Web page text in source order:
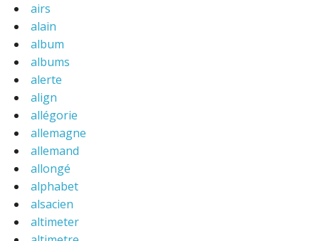
airs
alain
album
albums
alerte
align
allégorie
allemagne
allemand
allongé
alphabet
alsacien
altimeter